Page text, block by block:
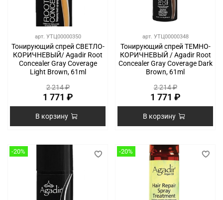
арт. УТЦ00000350
Тонирующий спрей СВЕТЛО-
КОРИЧНЕВЫЙ/ Agadir Root
Concealer Gray Coverage
Light Brown, 61ml
2 214 ₽
1 771 ₽
В корзину
арт. УТЦ00000348
Тонирующий спрей ТЕМНО-
КОРИЧНЕВЫЙ / Agadir Root
Concealer Gray Coverage Dark
Brown, 61ml
2 214 ₽
1 771 ₽
В корзину
-20% -20%